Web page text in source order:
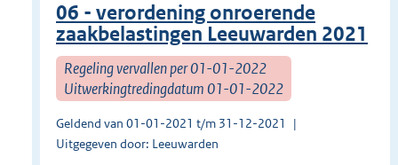
06 - verordening onroerende
zaakbelastingen Leeuwarden 2021
Regeling vervallen per 01-01-2022
Uitwerkingtredingdatum 01-01-2022
Geldend van 01-01-2021 t/m 31-12-2021
Uitgegeven door: Leeuwarden